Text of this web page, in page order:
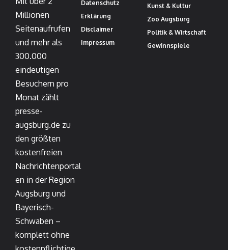
Millionen
Seitenaufrufen
und mehr als
300.000
eindeutigen
Besuchern pro
Monat zählt
presse-
augsburg.de zu
den größten
kostenfreien
Nachrichtenportal
en in der Region
Augsburg und
Bayerisch-
Schwaben –
komplett ohne
Datenschutz
Erklärung
Disclaimer
Impressum
Kunst & Kultur
Zoo Augsburg
Politik & Wirtschaft
Gewinnspiele